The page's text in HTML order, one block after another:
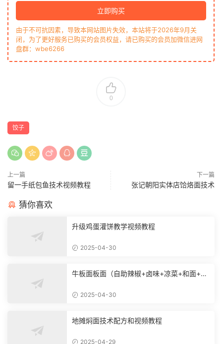
立即购买
由于不可抗因素，导致本网站图片失效，本站将于2026年9月关
闭，为了更好服务已购买的会员权益，请已购买的会员加微信进网
盘群：wbe6266
0
饺子
上一篇
留一手纸包鱼技术视频教程
下一篇
张记朝阳实体店饸烙面技术
猜你喜欢
升级鸡蛋灌饼教学视频教程
2025-04-30
牛板面板面（自助辣椒+卤味+凉菜+和面+烙
2025-04-30
地摊焖面技术配方和视频教程
2025-04-29